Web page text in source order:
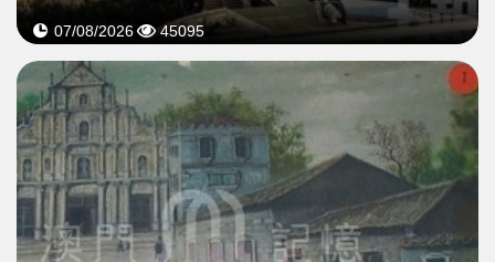
07/08/2026 45095